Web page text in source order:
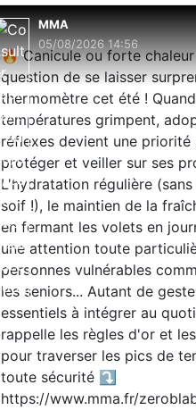
MMA
05/08/2026 14:56
🔥 Canicule ou forte chaleur
question de se laisser
thermomètre cet été !
températures grimpent,
réflexes devient une priorité
protéger et veiller sur ses
L'hydratation régulière
soif !), le maintien de la
en fermant les volets en
une attention toute
personnes vulnérables
les seniors... Autant de
essentiels à intégrer au
rappelle les règles d'or et
pour traverser les pics de
toute sécurité ⤵️
https://www.mma.fr/